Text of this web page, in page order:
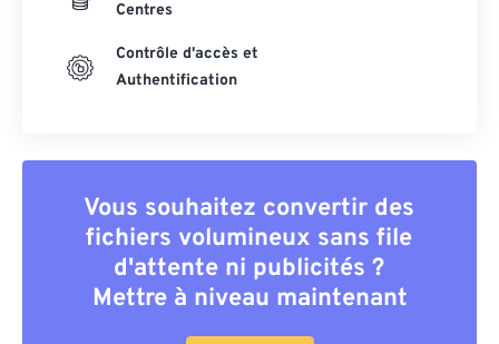
Centres
Contrôle d'accès et
Authentification
Vous souhaitez convertir des
fichiers volumineux sans file
d'attente ni publicités ?
Mettre à niveau maintenant